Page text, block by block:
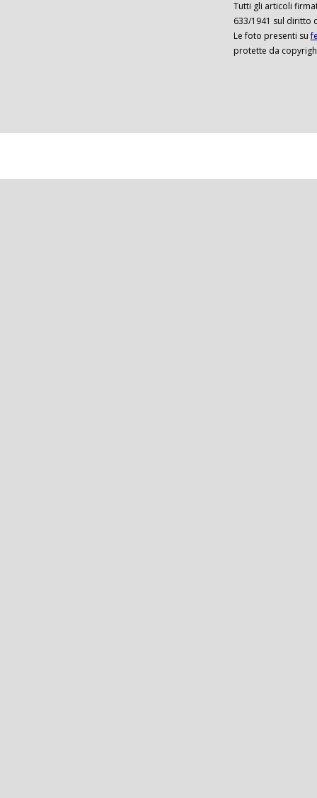
Tutti gli articoli
633/1941 sul diritto
Le foto presenti su
protette da